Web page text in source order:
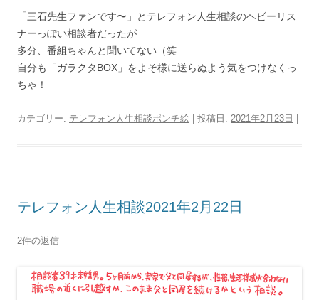
「三石先生ファンです〜」とテレフォン人生相談のヘビーリス
ナーっぽい相談者だったが
多分、番組ちゃんと聞いてない（笑
自分も「ガラクタBOX」をよそ様に送らぬよう気をつけなくっ
ちゃ！
カテゴリー: テレフォン人生相談ポンチ絵 | 投稿日: 2021年2月23日 |
テレフォン人生相談2021年2月22日
2件の返信